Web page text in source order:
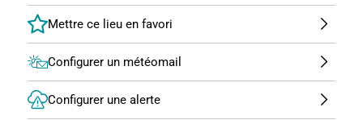
Configurer un météomail
Configurer une alerte